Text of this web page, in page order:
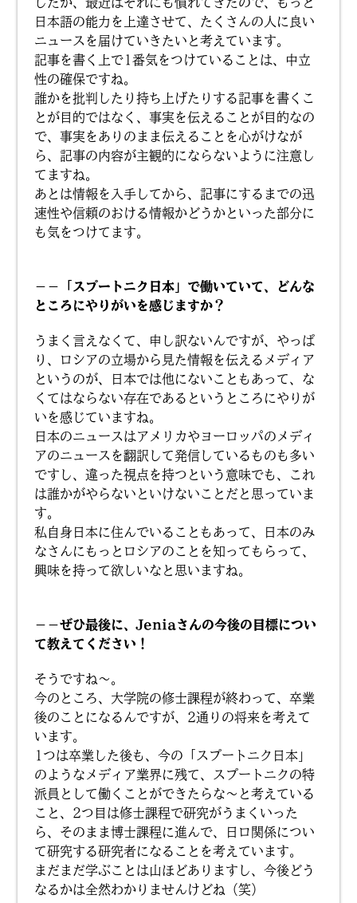
日本語の能力を上達させて、たくさんの人に良い
ニュースを届けていきたいと考えています。
記事を書く上で1番気をつけていることは、中立
性の確保ですね。
誰かを批判したり持ち上げたりする記事を書くこ
とが目的ではなく、事実を伝えることが目的なの
で、事実をありのまま伝えることを心がけなが
ら、記事の内容が主観的にならないように注意し
てますね。
あとは情報を入手してから、記事にするまでの迅
速性や信頼のおける情報かどうかといった部分に
も気をつけてます。
－－「スプートニク日本」で働いていて、どんな
ところにやりがいを感じますか？
うまく言えなくて、申し訳ないんですが、やっぱ
り、ロシアの立場から見た情報を伝えるメディア
というのが、日本では他にないこともあって、な
くてはならない存在であるというところにやりが
いを感じていますね。
日本のニュースはアメリカやヨーロッパのメディ
アのニュースを翻訳して発信しているものも多い
ですし、違った視点を持つという意味でも、これ
は誰かがやらないといけないことだと思っていま
す。
私自身日本に住んでいることもあって、日本のみ
なさんにもっとロシアのことを知ってもらって、
興味を持って欲しいなと思いますね。
－－ぜひ最後に、Jeniaさんの今後の目標につい
て教えてください！
そうですね〜。
今のところ、大学院の修士課程が終わって、卒業
後のことになるんですが、2通りの将来を考えて
います。
1つは卒業した後も、今の「スプートニク日本」
のようなメディア業界に残て、スプートニクの特
派員として働くことができたらな〜と考えている
こと、2つ目は修士課程で研究がうまくいった
ら、そのまま博士課程に進んで、日ロ関係につい
て研究する研究者になることを考えています。
まだまだ学ぶことは山ほどありますし、今後どう
なるかは全然わかりませんけどね（笑）